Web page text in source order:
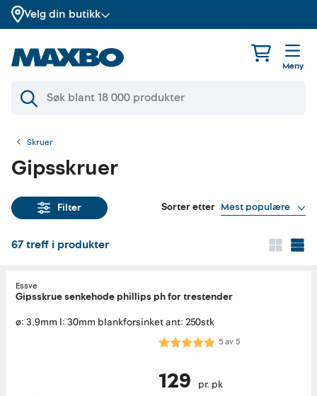
Velg din butikk
Meny
Skruer
Gipsskruer
Filter Sorter etter Mest populære
67treff i produkter
Essve
Gipsskrue senkehode phillips ph for trestender
ø: 3.9mm l: 30mm blankforsinket ant: 250stk
Karakter: 5.0 av 5 mulige
5av5
129 pr. pk